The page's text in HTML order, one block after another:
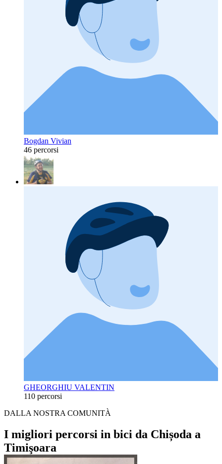
Bogdan Vivian
46 percorsi
GHEORGHIU VALENTIN
110 percorsi
DALLA NOSTRA COMUNITÀ
I migliori percorsi in bici da Chișoda a
Timişoara